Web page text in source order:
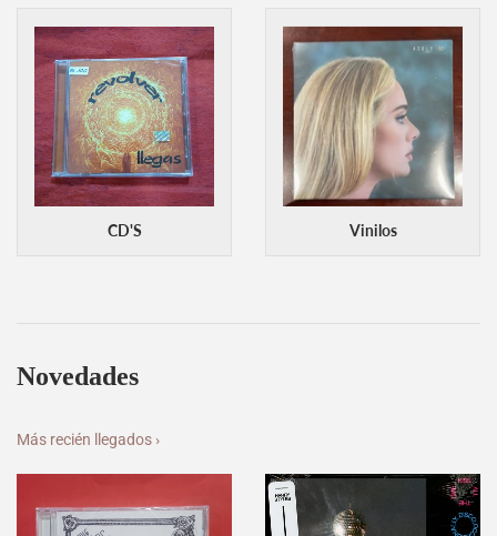
CD'S Vinilos
Novedades
Más recién llegados ›